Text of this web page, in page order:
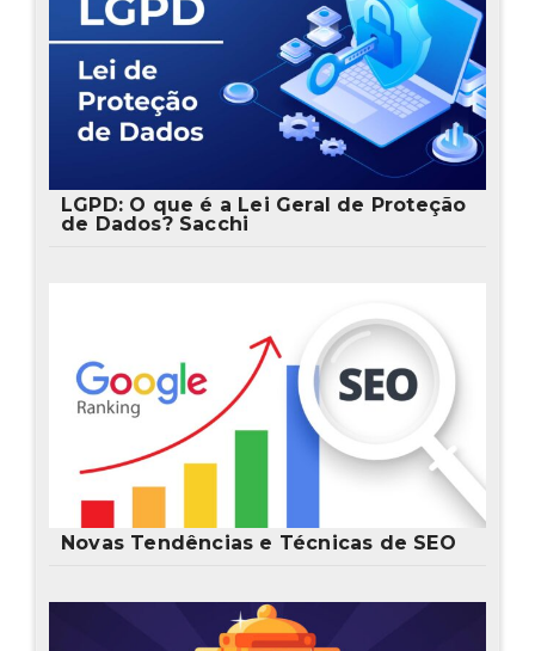
LGPD: O que é a Lei Geral de Proteção
de Dados? Sacchi
Novas Tendências e Técnicas de SEO